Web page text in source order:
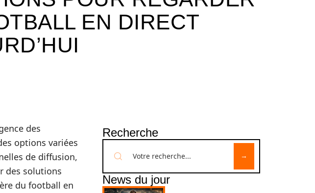
EN DIRECT
des
options variées
de diffusion,
des solutions
du football en
Recherche
News du jour